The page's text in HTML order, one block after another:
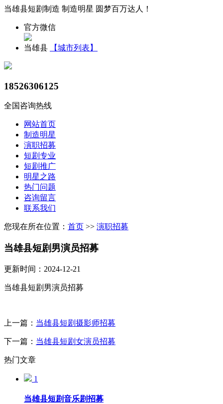
当雄县短剧制造 制造明星 圆梦百万达人！
官方微信
当雄县 【城市列表】
18526306125
全国咨询热线
网站首页
制造明星
演职招募
短剧专业
短剧推广
明星之路
热门问题
咨询留言
联系我们
您现在所在位置： 首页 >> 演职招募
当雄县短剧男演员招募
更新时间：2024-12-21
当雄县短剧男演员招募
上一篇： 当雄县短剧摄影师招募
下一篇： 当雄县短剧女演员招募
热门文章
1
当雄县短剧音乐剧招募